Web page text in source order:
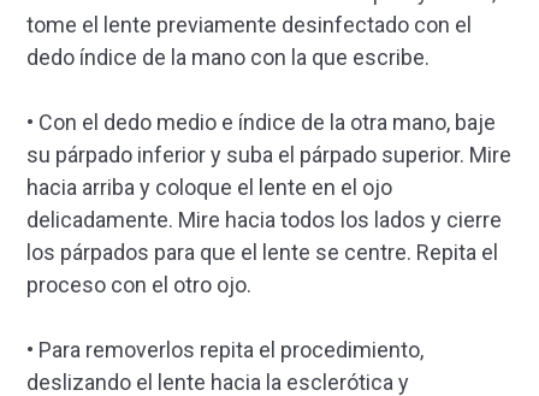
tome el lente previamente desinfectado con el
dedo índice de la mano con la que escribe.
• Con el dedo medio e índice de la otra mano, baje
su párpado inferior y suba el párpado superior. Mire
hacia arriba y coloque el lente en el ojo
delicadamente. Mire hacia todos los lados y cierre
los párpados para que el lente se centre. Repita el
proceso con el otro ojo.
• Para removerlos repita el procedimiento,
deslizando el lente hacia la esclerótica y